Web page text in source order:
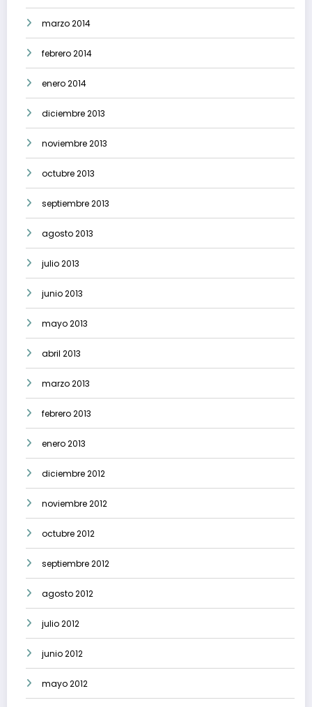
marzo 2014
febrero 2014
enero 2014
diciembre 2013
noviembre 2013
octubre 2013
septiembre 2013
agosto 2013
julio 2013
junio 2013
mayo 2013
abril 2013
marzo 2013
febrero 2013
enero 2013
diciembre 2012
noviembre 2012
octubre 2012
septiembre 2012
agosto 2012
julio 2012
junio 2012
mayo 2012